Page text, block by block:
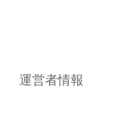
運営者情報